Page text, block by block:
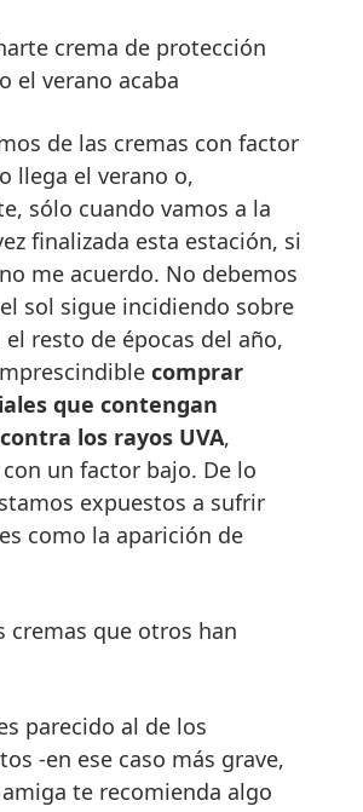
crema de protección
el verano acaba
de las cremas con factor
llega el verano o,
sólo cuando vamos a la
finalizada esta estación, si
me acuerdo. No debemos
sol sigue incidiendo sobre
resto de épocas del año,
comprar
que contengan
los rayos UVA,
un factor bajo. De lo
expuestos a sufrir
como la aparición de
cremas que otros han
parecido al de los
-en ese caso más grave,
te recomienda algo